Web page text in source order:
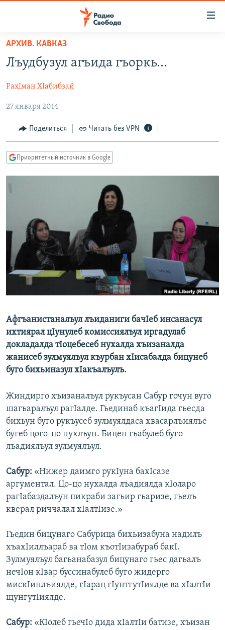
упрощенного
доступа
содержанию
Вернутся
главной
навигации
Вернутся
ПРОГРАММЫ
ПОДКАСТЫ
АВТОРСКИЕ ПРОЕКТЫ
ЦИТАТЫ СВОБОДЫ
МНЕНИЯ
КУЛЬТУРА
IDEL.РЕАЛИИ
СИБИРЬ.РЕАЛИИ
РАСПИСАНИЕ ВЕЩАНИЯ
ПОДПИШИТЕСЬ НА РАССЫЛКУ
СОЦИАЛЬНЫЕ СЕТИ
Все сайты РСЕ/РС
АРХИВ. КАВКАЗ
Лъудбузул агъида гъоркь...
РахIман ХIабибзай
27 января 2014
Поделиться Читать без VPN
Приоритетный источник в Google
Афгъанистаналъул лъиданиги бачIеб инсанасул
ихтиярал цIунулеб комиссиялъул иргадулаб
докладалда тIоцебесеб нухалда хъизаналда
жанисеб зулмуялъул къурбан хIисабалда бицунеб
буго бихьиназул хIакъалъулъ.
Жиндирго хъизаналъул рукъусан Сабур гочун вуго
шагьаралъул рагIалде. Гьединаб къагIида гьесда
бихьун буго рукъусеб зулмуялдаса хвасарлъиялъе
бугеб цого-цо нухлъун. Бицен гьабулеб буго
лъадиялъул зулмуялъул.
Сабур: «Нижер даимго рукIуна бахIсазе
аргументал. Цо-цо нухалда лъадиялда кIоларо
рагIабаздалъун пикраби загьир гьаризе, гьелъ
кверал риччалал хIалтIизе.»
Гьедин бицунаго Сабурица бихьизабуна надилъ
хъахIиллъараб ва тIом къотIизабураб бакI.
Зулмуялъул багьанабазул бицунаго гьес дагьалъ
нечIон кIвар буссинабулеб буго жидерго
мискIинлъиялде, гIарац гIунтгутIиялде ва хIалтIи
щунгутIиялде.
Сабур: «КIолеб гьечIо дида хIалтIи батизе, хъизан